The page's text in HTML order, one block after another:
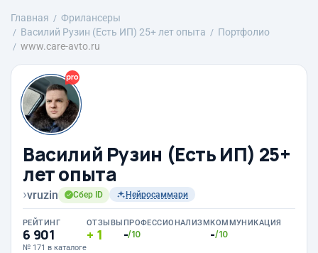
Главная
Фрилансеры
Василий Рузин (Есть ИП) 25+ лет опыта
Портфолио
www.care-avto.ru
Василий Рузин (Есть ИП) 25+
лет опыта
›vruzin Сбер ID Нейросаммари
РЕЙТИНГ
6 901
№ 171 в каталоге
ОТЗЫВЫ
1
ПРОФЕССИОНАЛИЗМ
-/10
КОММУНИКАЦИЯ
-/10